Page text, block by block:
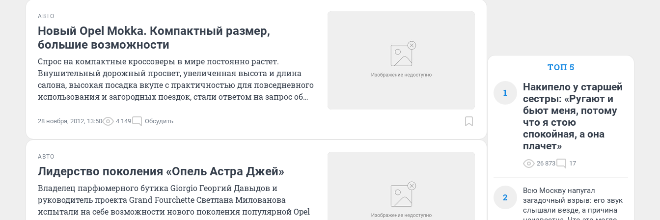
АВТО
Новый Opel Mokka. Компактный размер,
большие возможности
Спрос на компактные кроссоверы в мире постоянно растет.
Внушительный дорожный просвет, увеличенная высота и длина
салона, высокая посадка вкупе с практичностью для повседневного
использования и загородных поездок, стали ответом на запрос об
28 ноября, 2012, 13:50 4 149 Обсудить
АВТО
Лидерство поколения «Опель Астра Джей»
Владелец парфюмерного бутика Giorgio Георгий Давыдов и
руководитель проекта Grand Fourchette Светлана Милованова
испытали на себе возможности нового поколения популярной Opel
ТОП 5
1
Накипело у старшей
сестры: «Ругают и
бьют меня, потому
что я стою
спокойная, а она
плачет»
26 873 17
2
Всю Москву напугал
загадочный взрыв: его звук
слышали везде, а причина